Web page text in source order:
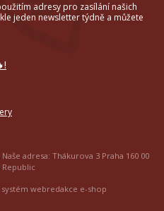
adresy pro zasílání našich
jeden newsletter týdně a můžete
adresa: Thákurova 3 Praha 160 00
Republic
webredakce e-shop